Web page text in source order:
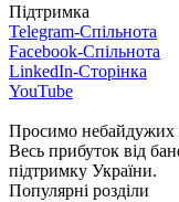
Підтримка
Telegram-Спільнота
Facebook-Спільнота
LinkedIn-Сторінка
YouTube
Просимо небайдужих
Весь прибуток від
підтримку України.
Популярні розділи